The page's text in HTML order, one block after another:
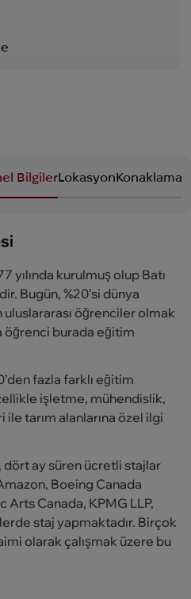
BilgilerLokasyonKonaklama
yılında kurulmuş olup Batı
Bugün, %20’si dünya
uluslararası öğrenciler olmak
öğrenci burada eğitim
fazla farklı eğitim
işletme, mühendislik,
tarım alanlarına özel ilgi
dört ay süren ücretli stajlar
Boeing Canada
Canada, KPMG LLP,
staj yapmaktadır. Birçok
olarak çalışmak üzere bu